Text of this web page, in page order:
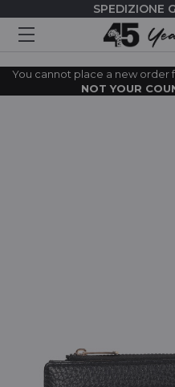
SPEDIZIONE
You cannot place a new order
NOT YOUR